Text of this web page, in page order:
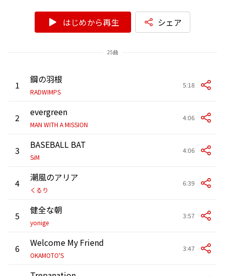
はじめから再生 シェア
25曲
1 鋼の羽根
RADWIMPS
5:18
2 evergreen
MAN WITH A MISSION
4:06
3 BASEBALL BAT
SiM
4:06
4 潮風のアリア
くるり
6:39
5 健全な朝
yonige
3:57
6 Welcome My Friend
OKAMOTO'S
3:47